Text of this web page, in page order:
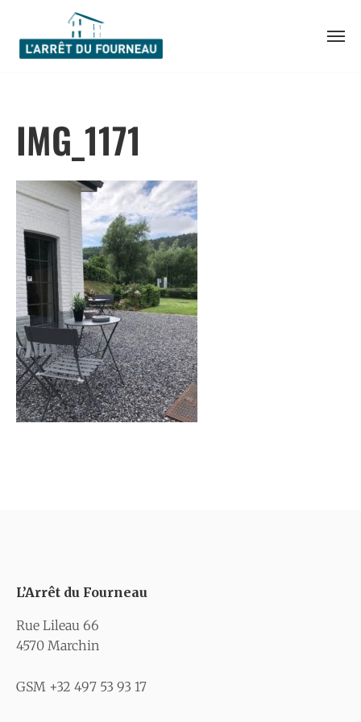
content
IMG_1171
L’Arrêt du Fourneau
Rue Lileau 66
4570 Marchin
GSM +32 497 53 93 17